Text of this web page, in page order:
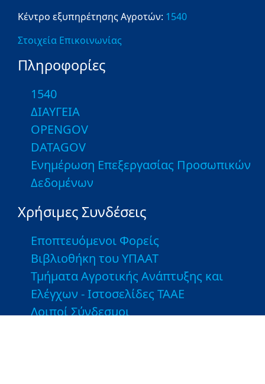
Κέντρο εξυπηρέτησης Αγροτών: 1540
Στοιχεία Επικοινωνίας
Πληροφορίες
1540
ΔΙΑΥΓΕΙΑ
OPENGOV
DATAGOV
Ενημέρωση Επεξεργασίας Προσωπικών
Δεδομένων
Χρήσιμες Συνδέσεις
Εποπτευόμενοι Φορείς
Βιβλιοθήκη του ΥΠΑΑΤ
Τμήματα Αγροτικής Ανάπτυξης και
Ελέγχων - Ιστοσελίδες ΤΑΑΕ
Λοιποί Σύνδεσμοι